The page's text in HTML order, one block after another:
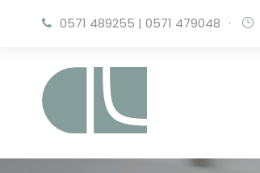
0571 489255 | 0571 479048 ·